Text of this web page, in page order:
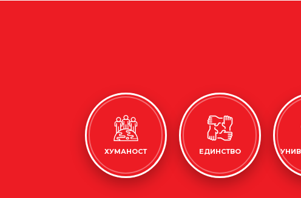
ХУМАНОСТ ЕДИНСТВО